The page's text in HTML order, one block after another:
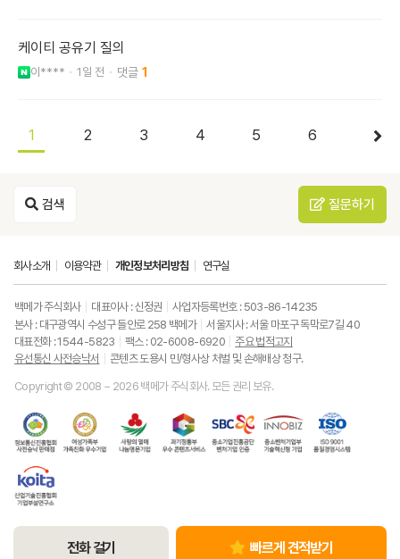
케이티 공유기 질의
이**** 1일 전 1
1 2 3 4 5 6
검색 질문하기
회사소개 이용약관 개인정보처리방침 연구실
백메가 주식회사 대표이사 : 신정권
사업자등록번호 : 503-86-14235
본사 : 대구광역시 수성구 들안로 258 백메가
서울지사 : 서울 마포구 독막로7길 40
대표전화 : 1544-5823
팩스 : 02-6008-6920
주요 법적고지
유선통신 사전승낙서
콘텐츠 도용시 민/형사상 처벌 및 손해배상 청구.
Copyright © 2008 ~ 2026 백메가 주식회사. 모든 권리 보유.
정
보
신
진
흥
유
가
수
랑
의
열
모
통
서
중
소
기
업
중
소
벤
처
형
ISO9001
경
한
국
산
업
술
전화 걸기 빠르게 견적받기